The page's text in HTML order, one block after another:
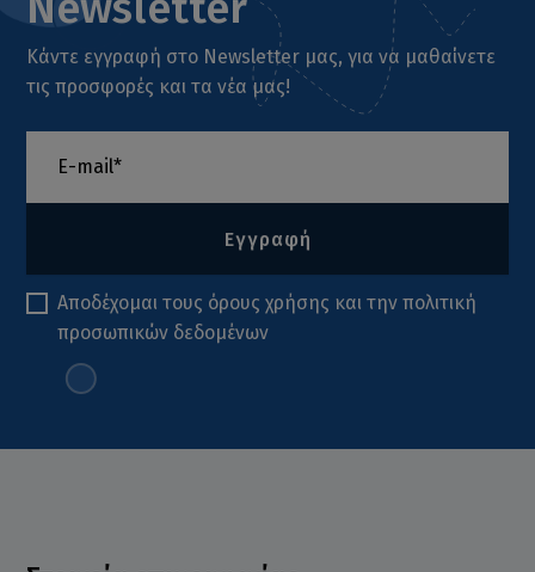
Κάντε εγγραφή στο Newsletter μας, για να μαθαίνετε
τις προσφορές και τα νέα μας!
Εγγραφή
Αποδέχομαι τους όρους χρήσης και τηνπολιτική
προσωπικών δεδομένων